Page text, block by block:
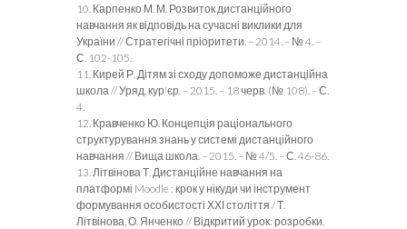
10. Карпенко М. М. Розвиток дистанційного
навчання як відповідь на сучасні виклики для
України // Стратегічні пріоритети. – 2014. – № 4. –
С. 102-105.
11. Кирей Р. Дітям зі сходу допоможе дистанційна
школа // Уряд. кур'єр. – 2015. – 18 черв. (№ 108). – С.
4.
12. Кравченко Ю. Концепція раціонального
структурування знань у системі дистанційного
навчання // Вища школа. – 2015. – № 4/5. – С. 46-86.
13. Літвінова Т. Дистанційне навчання на
платформі Moodle : крок у нікуди чи інструмент
формування особистості ХХІ століття / Т.
Літвінова, О. Янченко // Відкритий урок: розробки,